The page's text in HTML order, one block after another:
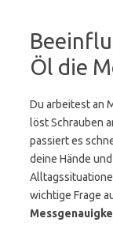
Öl die
Du arbeitest an
löst Schrauben
passiert es
deine Hände
wichtige Frage